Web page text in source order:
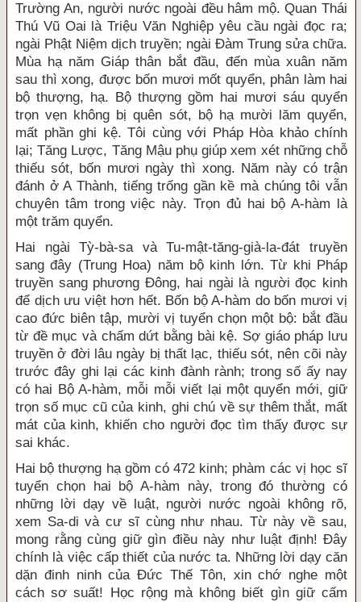
Trường An, người nước ngoài đều hâm mộ. Quan Thái
Thú Vũ Oai là Triệu Văn Nghiệp yêu cầu ngài đọc ra;
ngài Phật Niệm dịch truyền; ngài Đàm Trung sửa chữa.
Mùa hạ năm Giáp thân bắt đầu, đến mùa xuân năm
sau thì xong, được bốn mươi mốt quyển, phân làm hai
bộ thượng, hạ. Bộ thượng gồm hai mươi sáu quyển
trọn vẹn không bị quên sót, bộ hạ mười lăm quyển,
mất phần ghi kệ. Tôi cùng với Pháp Hòa khảo chính
lại; Tăng Lược, Tăng Mậu phụ giúp xem xét những chỗ
thiếu sót, bốn mươi ngày thì xong. Năm này có trận
đánh ở A Thành, tiếng trống gần kề mà chúng tôi vẫn
chuyên tâm trong việc này. Trọn đủ hai bộ A-hàm là
một trăm quyển.
Hai ngài Tỳ-bà-sa và Tu-mật-tăng-già-la-đát truyền
sang đây (Trung Hoa) năm bộ kinh lớn. Từ khi Pháp
truyền sang phương Đông, hai ngài là người đọc kinh
để dịch ưu việt hơn hết. Bốn bộ A-hàm do bốn mươi vị
cao đức biên tập, mười vị tuyển chọn một bộ: bắt đầu
từ đề mục và chấm dứt bằng bài kệ. Sợ giáo pháp lưu
truyền ở đời lâu ngày bị thất lạc, thiếu sót, nên cõi này
trước đây ghi lại các kinh đành rành; trong số ấy nay
có hai Bộ A-hàm, mỗi mỗi viết lại một quyển mới, giữ
trọn số mục cũ của kinh, ghi chú về sự thêm thắt, mất
mát của kinh, khiến cho người đọc tìm thấy được sự
sai khác.
Hai bộ thượng hạ gồm có 472 kinh; phàm các vị học sĩ
tuyển chọn hai bộ A-hàm này, trong đó thường có
những lời dạy về luật, người nước ngoài không rõ,
xem Sa-di và cư sĩ cùng như nhau. Từ này về sau,
mong rằng cùng giữ gìn điều này như luật định! Đây
chính là việc cấp thiết của nước ta. Những lời dạy căn
dặn đinh ninh của Đức Thế Tôn, xin chớ nghe một
cách sơ suất! Học rộng mà không biết gìn giữ cấm